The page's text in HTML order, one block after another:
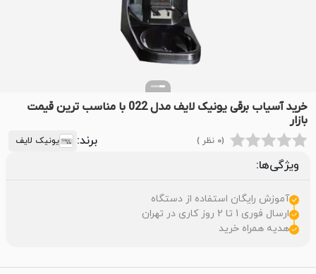
خرید آسیاب برقی یونیک لایف مدل 022 با مناسب ترین قیمت
بازار
(0 نظر ) برند: یونیک لایف
ویژگی‌ها:
آموزش رایگان استفاده از دستگاه
ارسال فوری 1 تا 2 روز کاری در تهران
هدیه همراه خرید